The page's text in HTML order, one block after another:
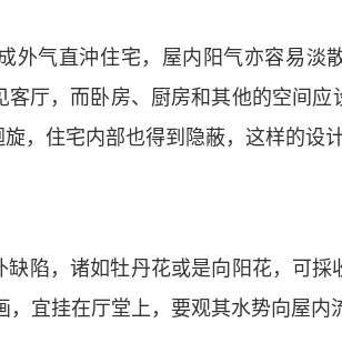
外气直沖住宅，屋内阳气亦容易淡
厅，而卧房、厨房和其他的空间
，住宅内部也得到隐蔽，这样的设
陷，诸如牡丹花或是向阳花，可
宜挂在厅堂上，要观其水势向屋内